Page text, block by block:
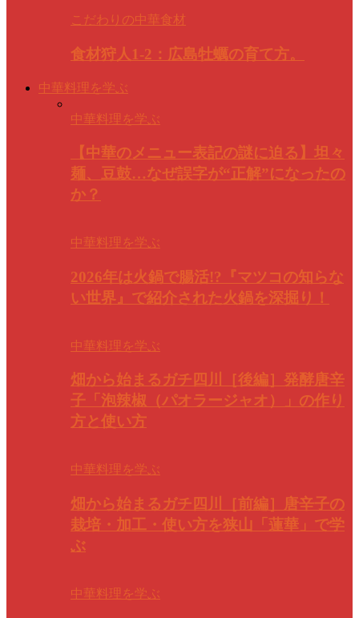
こだわりの中華食材
食材狩人1-2：広島牡蠣の育て方。
中華料理を学ぶ
中華料理を学ぶ
【中華のメニュー表記の謎に迫る】坦々
麺、豆鼓…なぜ誤字が“正解”になったの
か？
中華料理を学ぶ
2026年は火鍋で腸活!?『マツコの知らな
い世界』で紹介された火鍋を深掘り！
中華料理を学ぶ
畑から始まるガチ四川［後編］発酵唐辛
子「泡辣椒（パオラージャオ）」の作り
方と使い方
中華料理を学ぶ
畑から始まるガチ四川［前編］唐辛子の
栽培・加工・使い方を狭山「蓮華」で学
ぶ
中華料理を学ぶ